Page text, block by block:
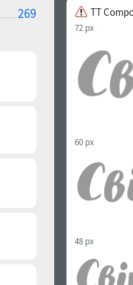
269 TT
72 px
60 px
48 px